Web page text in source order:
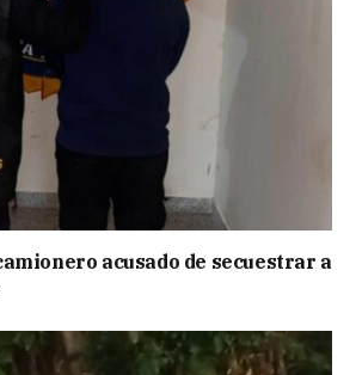
acusado de secuestrar a